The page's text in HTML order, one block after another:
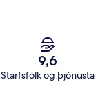
9,6
Starfsfólk og þjónusta